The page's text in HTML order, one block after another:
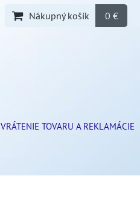
Nákupný košík 0 €
VRÁTENIE TOVARU A REKLAMÁCIE